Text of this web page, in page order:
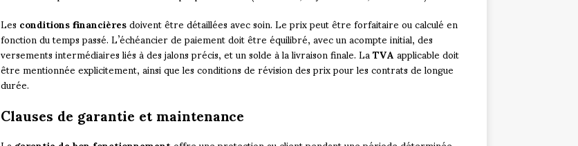
Lesconditions financièresdoivent être détaillées avec soin. Le prix peut être forfaitaire ou calculé en
fonction du temps passé. L’échéancier de paiement doit être équilibré, avec un acompte initial, des
versements intermédiaires liés à des jalons précis, et un solde à la livraison finale. LaTVAapplicable doit
être mentionnée explicitement, ainsi que les conditions de révision des prix pour les contrats de longue
durée.
Clauses de garantie et maintenance